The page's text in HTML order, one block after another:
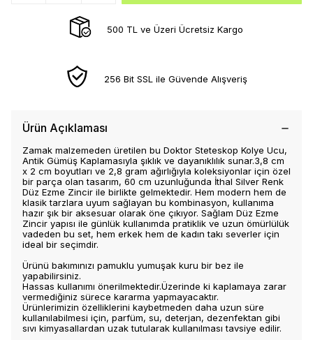
500 TL ve Üzeri Ücretsiz Kargo
256 Bit SSL ile Güvende Alışveriş
Ürün Açıklaması
Zamak malzemeden üretilen bu Doktor Steteskop Kolye Ucu,
Antik Gümüş Kaplamasıyla şıklık ve dayanıklılık sunar.3,8 cm
x 2 cm boyutları ve 2,8 gram ağırlığıyla koleksiyonlar için özel
bir parça olan tasarım, 60 cm uzunluğunda İthal Silver Renk
Düz Ezme Zincir ile birlikte gelmektedir. Hem modern hem de
klasik tarzlara uyum sağlayan bu kombinasyon, kullanıma
hazır şık bir aksesuar olarak öne çıkıyor. Sağlam Düz Ezme
Zincir yapısı ile günlük kullanımda pratiklik ve uzun ömürlülük
vadeden bu set, hem erkek hem de kadın takı severler için
ideal bir seçimdir.
Ürünü bakımınızı pamuklu yumuşak kuru bir bez ile
yapabilirsiniz.
Hassas kullanımı önerilmektedir.Üzerinde ki kaplamaya zarar
vermediğiniz sürece kararma yapmayacaktır.
Ürünlerimizin özelliklerini kaybetmeden daha uzun süre
kullanılabilmesi için, parfüm, su, deterjan, dezenfektan gibi
sıvı kimyasallardan uzak tutularak kullanılması tavsiye edilir.